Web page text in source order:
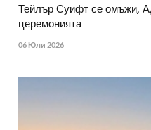
Тейлър Суифт се омъжи,
церемонията
06 Юли 2026